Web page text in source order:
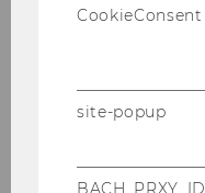
CookieConsent
site-popup
BACH_PRXY_ID